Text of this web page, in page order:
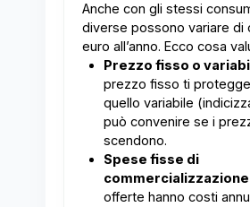
Anche con gli stessi
diverse possono variare di
euro all’anno. Ecco cosa
Prezzo fisso o
prezzo fisso ti
quello variabile
può convenire se i
scendono.
Spese fisse di
offerte hanno costi